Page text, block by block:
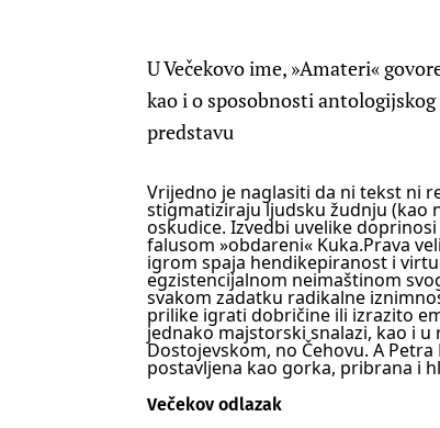
U Večekovo ime, »Amateri«
kao i o sposobnosti
predstavu
Vrijedno je naglasiti da ni tekst ni
stigmatiziraju ljudsku žudnju (kao
oskudice. Izvedbi uvelike
falusom »obdareni« Kuka.Prava
igrom spaja hendikepiranost i
egzistencijalnom neimaštinom
svakom zadatku radikalne
prilike igrati dobričine ili izrazito
jednako majstorski snalazi, kao i
Dostojevskom, no Čehovu. A
postavljena kao gorka, pribrana i
Večekov odlazak